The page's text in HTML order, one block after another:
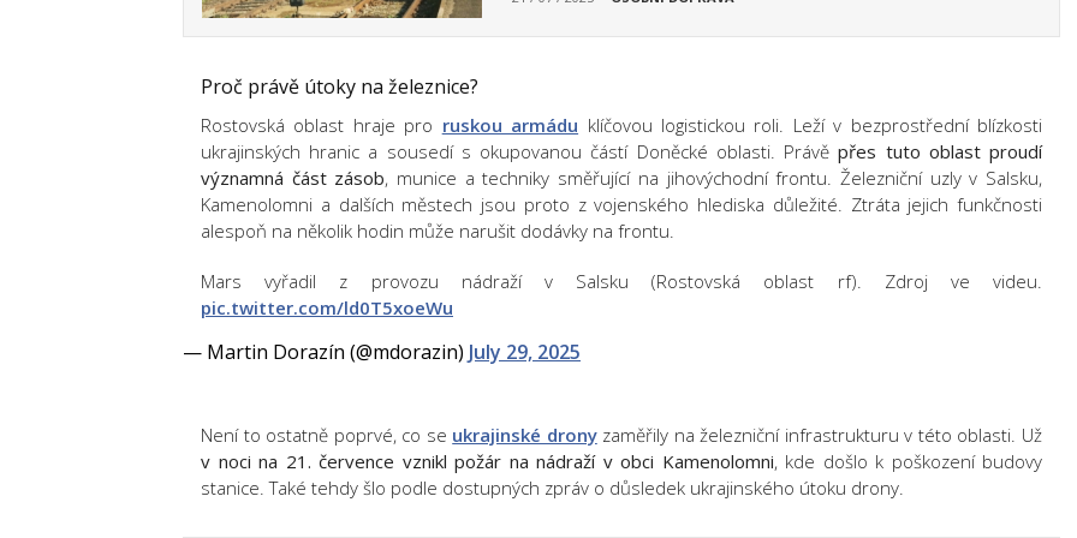
Proč právě útoky na železnice?
Rostovská oblast hraje pro ruskou armádu klíčovou logistickou roli. Leží v bezprostřední blízkosti
ukrajinských hranic a sousedí s okupovanou částí Doněcké oblasti. Právěpřes tuto oblast proudí
významná část zásob, munice a techniky směřující na jihovýchodní frontu. Železniční uzly v Salsku,
Kamenolomni a dalších městech jsou proto z vojenského hlediska důležité. Ztráta jejich funkčnosti
alespoň na několik hodin může narušit dodávky na frontu.
Mars vyřadil z provozu nádraží v Salsku (Rostovská oblast rf). Zdroj ve videu.
pic.twitter.com/ld0T5xoeWu
— Martin Dorazín (@mdorazin) July 29, 2025
Není to ostatně poprvé, co se ukrajinské dronyzaměřily na železniční infrastrukturu v této oblasti. Už
v noci na 21. července vznikl požár na nádraží v obci Kamenolomni, kde došlo k poškození budovy
stanice. Také tehdy šlo podle dostupných zpráv o důsledek ukrajinského útoku drony.